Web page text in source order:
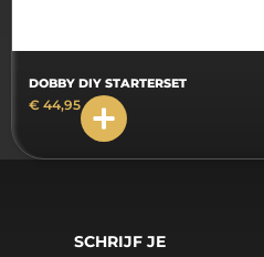
DOBBY DIY STARTERSET
€ 44,95
SCHRIJF JE